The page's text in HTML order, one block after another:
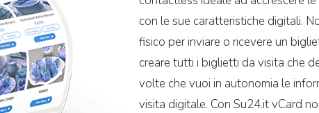
con le sue caratteristiche digitali.
fisico per inviare o ricevere un
creare tutti i biglietti da visita che
volte che vuoi in autonomia le
visita digitale. Con Su24.it vCard